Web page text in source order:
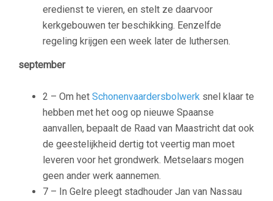
eredienst te vieren, en stelt ze daarvoor
kerkgebouwen ter beschikking. Eenzelfde
regeling krijgen een week later de luthersen.
september
2 – Om het Schonenvaardersbolwerk snel klaar te
hebben met het oog op nieuwe Spaanse
aanvallen, bepaalt de Raad van Maastricht dat ook
de geestelijkheid dertig tot veertig man moet
leveren voor het grondwerk. Metselaars mogen
geen ander werk aannemen.
7 – In Gelre pleegt stadhouder Jan van Nassau